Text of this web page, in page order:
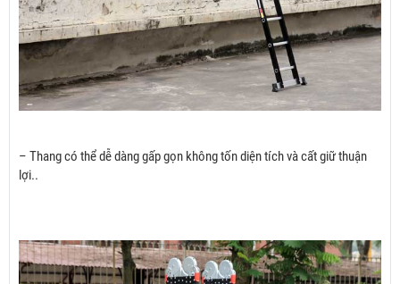
– Thang có thể dễ dàng gấp gọn không tốn diện tích và cất giữ thuận
lợi..